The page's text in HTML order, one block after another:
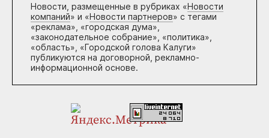
Новости, размещенные в рубриках «Новости
компаний» и «Новости партнеров» с тегами
«реклама», «городская дума»,
«законодательное собрание», «политика»,
«область», «Городской голова Калуги»
публикуются на договорной, рекламно-
информационной основе.